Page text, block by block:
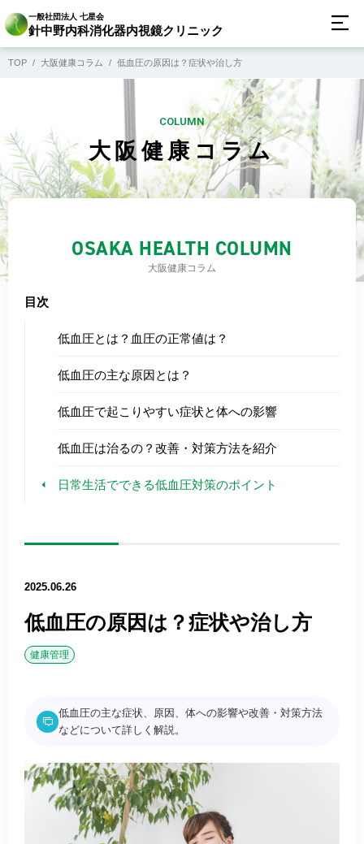
一般社団法人 七星会
針中野内科消化器内視鏡クリニック
TOP 大阪健康コラム 低血圧の原因は？症状や治し方
COLUMN
大阪健康コラム
OSAKA HEALTH COLUMN
大阪健康コラム
目次
低血圧とは？血圧の正常値は？
低血圧の主な原因とは？
低血圧で起こりやすい症状と体への影響
低血圧は治るの？改善・対策方法を紹介
日常生活でできる低血圧対策のポイント
2025.06.26
低血圧の原因は？症状や治し方
健康管理
低血圧の主な症状、原因、体への影響や改善・対策方法
などについて詳しく解説。